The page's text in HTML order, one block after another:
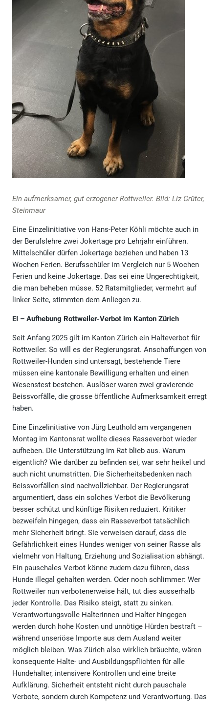
Ein aufmerksamer, gut erzogener Rottweiler. Bild: Liz Grüter,
Steinmaur
Eine Einzelinitiative von Hans-Peter Köhli möchte auch in
der Berufslehre zwei Jokertage pro Lehrjahr einführen.
Mittelschüler dürfen Jokertage beziehen und haben 13
Wochen Ferien. Berufsschüler im Vergleich nur 5 Wochen
Ferien und keine Jokertage. Das sei eine Ungerechtigkeit,
die man beheben müsse. 52 Ratsmitglieder, vermehrt auf
linker Seite, stimmten dem Anliegen zu.
EI – Aufhebung Rottweiler-Verbot im Kanton Zürich
Seit Anfang 2025 gilt im Kanton Zürich ein Halteverbot für
Rottweiler. So will es der Regierungsrat. Anschaffungen von
Rottweiler-Hunden sind untersagt, bestehende Tiere
müssen eine kantonale Bewilligung erhalten und einen
Wesenstest bestehen. Auslöser waren zwei gravierende
Beissvorfälle, die grosse öffentliche Aufmerksamkeit erregt
haben.
Eine Einzelinitiative von Jürg Leuthold am vergangenen
Montag im Kantonsrat wollte dieses Rasseverbot wieder
aufheben. Die Unterstützung im Rat blieb aus. Warum
eigentlich? Wie darüber zu befinden sei, war sehr heikel und
auch nicht unumstritten. Die Sicherheitsbedenken nach
Beissvorfällen sind nachvollziehbar. Der Regierungsrat
argumentiert, dass ein solches Verbot die Bevölkerung
besser schützt und künftige Risiken reduziert. Kritiker
bezweifeln hingegen, dass ein Rasseverbot tatsächlich
mehr Sicherheit bringt. Sie verweisen darauf, dass die
Gefährlichkeit eines Hundes weniger von seiner Rasse als
vielmehr von Haltung, Erziehung und Sozialisation abhängt.
Ein pauschales Verbot könne zudem dazu führen, dass
Hunde illegal gehalten werden. Oder noch schlimmer: Wer
Rottweiler nun verbotenerweise hält, tut dies ausserhalb
jeder Kontrolle. Das Risiko steigt, statt zu sinken.
Verantwortungsvolle Halterinnen und Halter hingegen
werden durch hohe Kosten und unnötige Hürden bestraft –
während unseriöse Importe aus dem Ausland weiter
möglich bleiben. Was Zürich also wirklich bräuchte, wären
konsequente Halte- und Ausbildungspflichten für alle
Hundehalter, intensivere Kontrollen und eine breite
Aufklärung. Sicherheit entsteht nicht durch pauschale
Verbote, sondern durch Kompetenz und Verantwortung. Das